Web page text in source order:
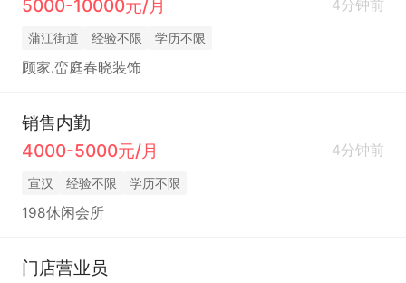
5000-10000元/月
4分钟前
蒲江街道 经验不限 学历不限
顾家.峦庭春晓装饰
销售内勤
4000-5000元/月
4分钟前
宣汉 经验不限 学历不限
198休闲会所
门店营业员